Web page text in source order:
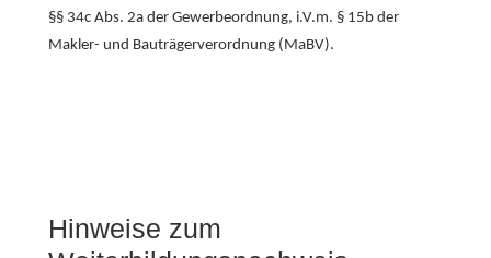
§§ 34c Abs. 2a der Gewerbeordnung, i.V.m. § 15b der
Makler- und Bauträgerverordnung (MaBV).
Hinweise zum